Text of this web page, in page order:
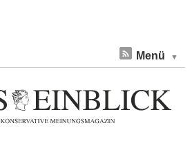
Menü